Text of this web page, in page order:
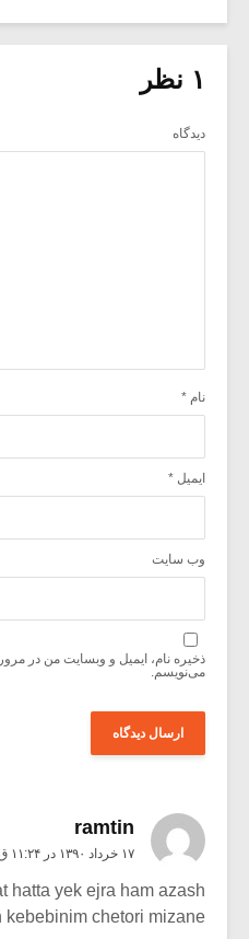
۱ نظر
دیدگاه
نام *
ایمیل *
وب‌ سایت
ذخیره نام، ایمیل و وبسایت من در
می‌نویسم.
ramtin
۱۷ خرداد ۱۳۹۰ در ۱۱:۲۴ ق٫ظ
hatta yek ejra ham azash
kebebinim chetori mizane